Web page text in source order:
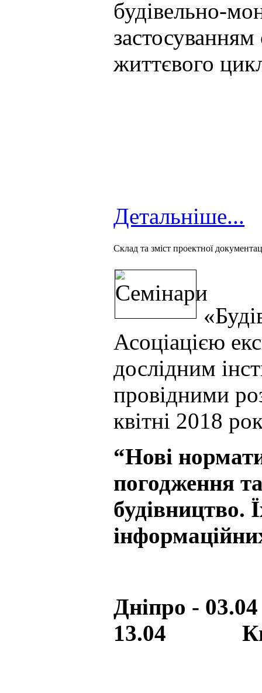
будівельно-
життєвого
Детальніше...
Cклад та зміст проектної
Асоціацією
дослідним
провідними
квітні 2018
“Нові
погодження
будівництво.
Дніпро -
13.04